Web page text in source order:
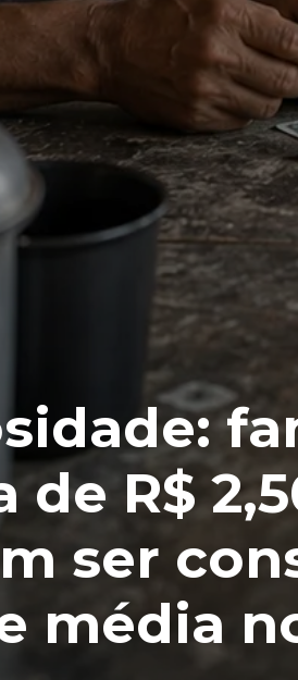
de R$
ser
média